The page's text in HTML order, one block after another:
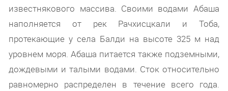
известнякового массива. Своими водами Абаша
наполняется от рек Рачхисцкали и Тоба,
протекающие у села Балди на высоте 325 м над
уровнем моря. Абаша питается также подземными,
дождевыми и талыми водами. Сток относительно
равномерно распределен в течение всего года.